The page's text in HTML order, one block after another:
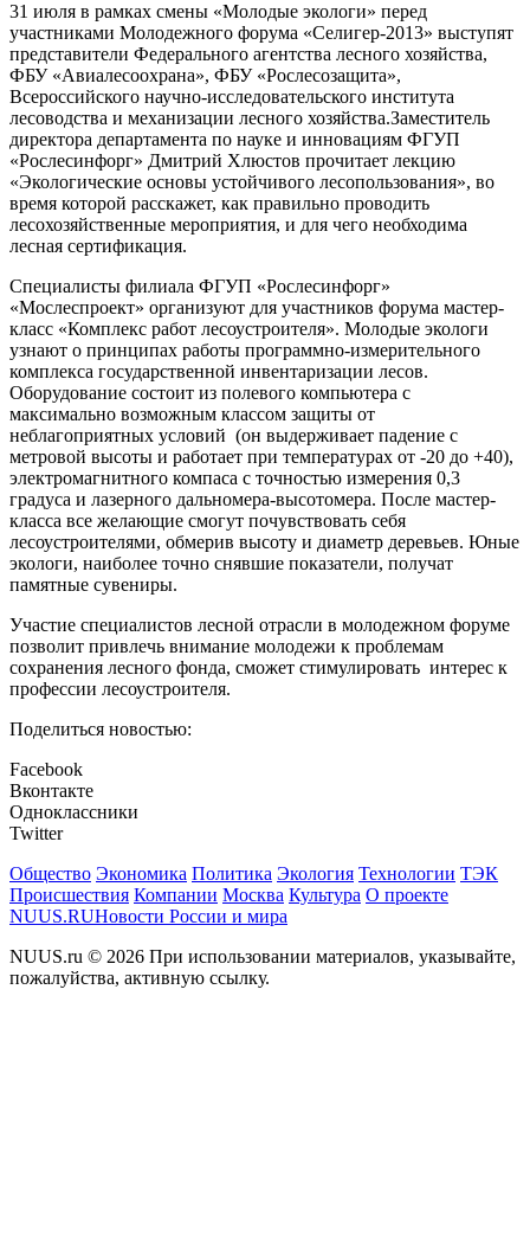
31 июля в рамках смены «Молодые экологи» перед
участниками Молодежного форума «Селигер-2013» выступят
представители Федерального агентства лесного хозяйства,
ФБУ «Авиалесоохрана», ФБУ «Рослесозащита»,
Всероссийского научно-исследовательского института
лесоводства и механизации лесного хозяйства.Заместитель
директора департамента по науке и инновациям ФГУП
«Рослесинфорг» Дмитрий Хлюстов прочитает лекцию
«Экологические основы устойчивого лесопользования», во
время которой расскажет, как правильно проводить
лесохозяйственные мероприятия, и для чего необходима
лесная сертификация.
Специалисты филиала ФГУП «Рослесинфорг»
«Мослеспроект» организуют для участников форума мастер-
класс «Комплекс работ лесоустроителя». Молодые экологи
узнают о принципах работы программно-измерительного
комплекса государственной инвентаризации лесов.
Оборудование состоит из полевого компьютера с
максимально возможным классом защиты от
неблагоприятных условий (он выдерживает падение с
метровой высоты и работает при температурах от -20 до +40),
электромагнитного компаса с точностью измерения 0,3
градуса и лазерного дальномера-высотомера. После мастер-
класса все желающие смогут почувствовать себя
лесоустроителями, обмерив высоту и диаметр деревьев. Юные
экологи, наиболее точно снявшие показатели, получат
памятные сувениры.
Участие специалистов лесной отрасли в молодежном форуме
позволит привлечь внимание молодежи к проблемам
сохранения лесного фонда, сможет стимулировать интерес к
профессии лесоустроителя.
Поделиться новостью:
Facebook
Вконтакте
Одноклассники
Twitter
Общество Экономика Политика Экология Технологии ТЭК
Происшествия Компании Москва Культура О проекте
NUUS.RUНовости России и мира
NUUS.ru © 2026 При использовании материалов, указывайте,
пожалуйства, активную ссылку.